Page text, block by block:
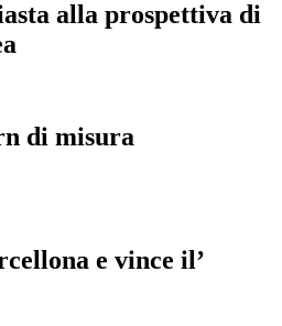
alla prospettiva di
di misura
e vince il’